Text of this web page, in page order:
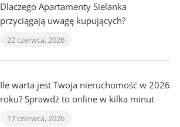
Dlaczego Apartamenty Sielanka
przyciągają uwagę kupujących?
22 czerwca, 2026
Ile warta jest Twoja nieruchomość w 2026
roku? Sprawdź to online w kilka minut
17 czerwca, 2026